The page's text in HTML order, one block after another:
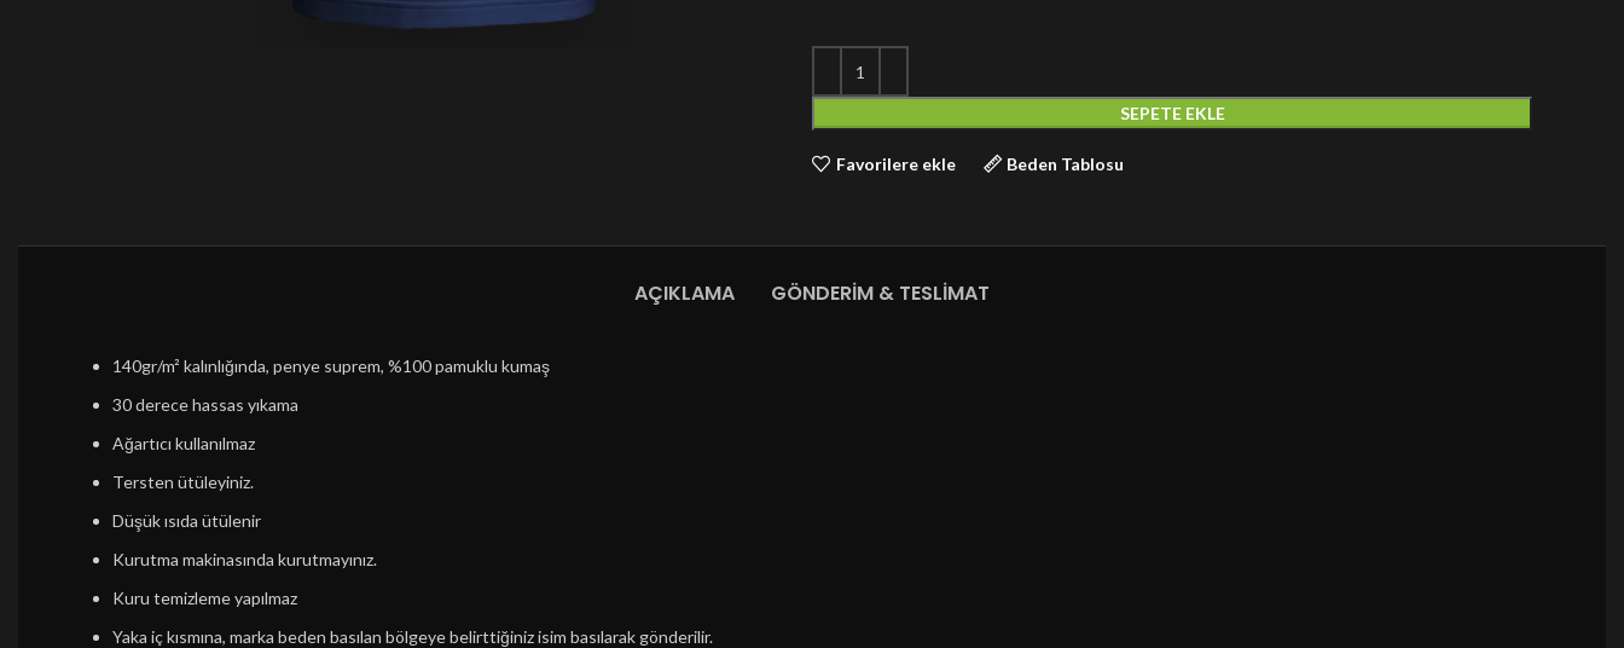
SEPETE EKLE
Favorilere ekle Beden Tablosu
AÇIKLAMA GÖNDERIM & TESLIMAT
140gr/m² kalınlığında, penye suprem, %100 pamuklu kumaş
30 derece hassas yıkama
Ağartıcı kullanılmaz
Tersten ütüleyiniz.
Düşük ısıda ütülenir
Kurutma makinasında kurutmayınız.
Kuru temizleme yapılmaz
Yaka iç kısmına, marka beden basılan bölgeye belirttiğiniz isim basılarak gönderilir.